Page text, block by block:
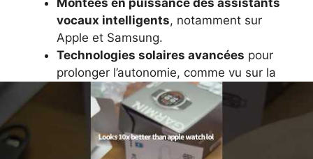
vocaux intelligents, notamment sur
Apple et Samsung.
Technologies solaires avancées pour
prolonger l’autonomie, comme vu sur la
Fenix 7 Pro Solar.
Interfaces utilisateurs plus intuitives
pour un suivi santé personnalisé, en lien
avec des apps tierces.